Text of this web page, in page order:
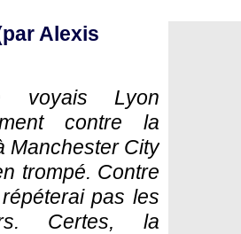
Alexis
voyais Lyon
contre la
Manchester City
trompé. Contre
pas les
Certes, la